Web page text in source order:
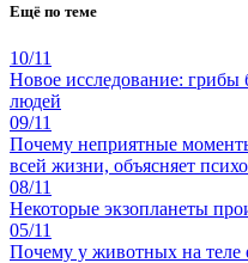
Ещё по теме
10/11
Новое исследование:
людей
09/11
Почему неприятные
всей жизни, объясняет
08/11
Некоторые экзопланеты
05/11
Почему у животных на теле